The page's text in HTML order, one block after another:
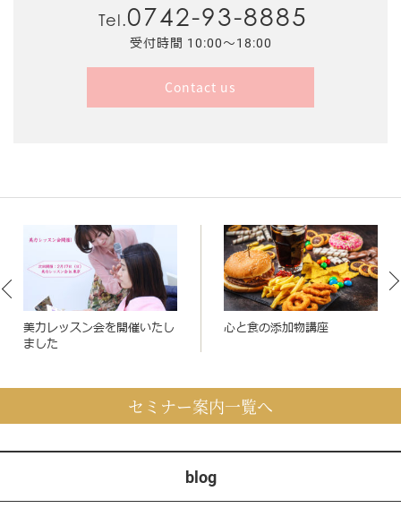
Tel.0742-93-8885
受付時間 10:00～18:00
Contact us
美力レッスン会を開催いたし
ました
心と食の添加物講座
セミナー案内一覧へ
blog